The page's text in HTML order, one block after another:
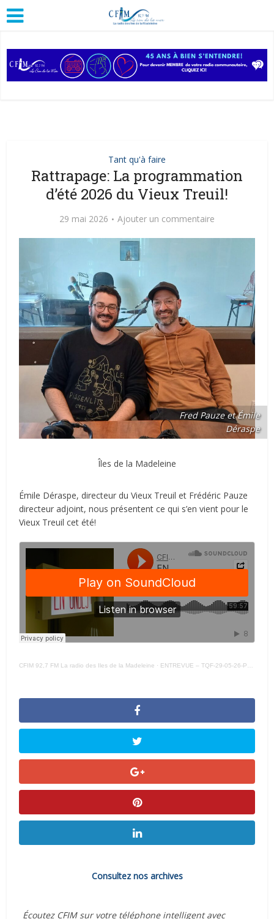
Tant qu'à faire
Rattrapage: La programmation
d’été 2026 du Vieux Treuil!
29 mai 2026 Ajouter un commentaire
Fred Pauze et Émile
Déraspe
Îles de la Madeleine
Émile Déraspe, directeur du Vieux Treuil et Frédéric Pauze
directeur adjoint, nous présentent ce qui s’en vient pour le
Vieux Treuil cet été!
CFIM 92,7 FM La radio des Iles de la Madeleine · ENTREVUE – TQF-29-05-26-PROG VIEUX TREUIL –
Consultez nos archives
Écoutez CFIM sur votre téléphone intelligent avec